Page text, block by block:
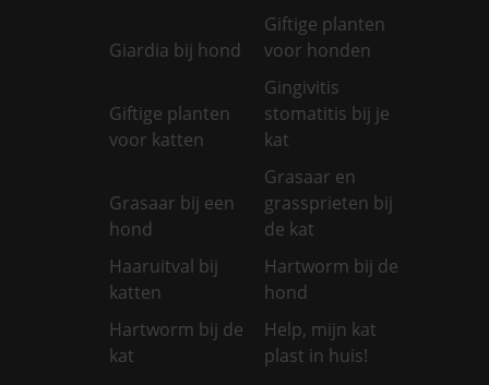
Giardia bij hond
Giftige planten
voor honden
Giftige planten
voor katten
Gingivitis
stomatitis bij je
kat
Grasaar bij een
hond
Grasaar en
grassprieten bij
de kat
Haaruitval bij
katten
Hartworm bij de
hond
Hartworm bij de
kat
Help, mijn kat
plast in huis!